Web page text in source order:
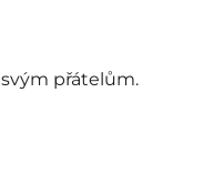
přátelům.